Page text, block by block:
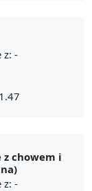
z: -
z chowem i
z: -